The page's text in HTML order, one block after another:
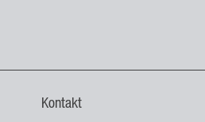
Kontakt